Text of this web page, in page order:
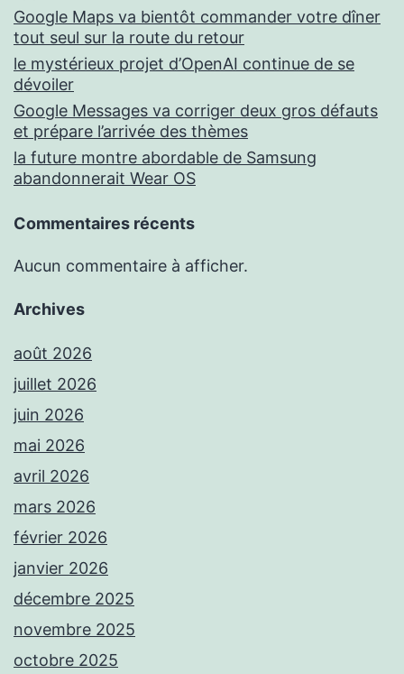
Google Maps va bientôt commander votre dîner
tout seul sur la route du retour
le mystérieux projet d’OpenAI continue de se
dévoiler
Google Messages va corriger deux gros défauts
et prépare l’arrivée des thèmes
la future montre abordable de Samsung
abandonnerait Wear OS
Commentaires récents
Aucun commentaire à afficher.
Archives
août 2026
juillet 2026
juin 2026
mai 2026
avril 2026
mars 2026
février 2026
janvier 2026
décembre 2025
novembre 2025
octobre 2025